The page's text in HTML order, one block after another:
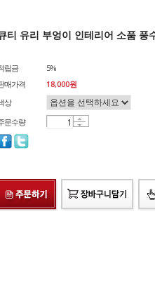
티 유리 부엉이 인테리어 소품 풍
립금
5%
매가격
18,000원
상
문수량